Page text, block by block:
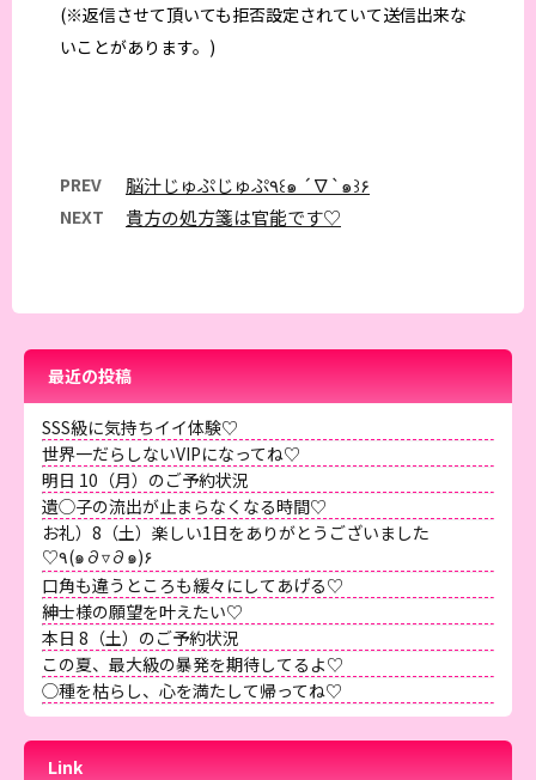
(※返信させて頂いても拒否設定されていて送信出来な
いことがあります。)
PREV 脳汁じゅぷじゅぷ٩꒰๑ ´∇`๑꒱۶
NEXT 貴方の処方箋は官能です♡
最近の投稿
SSS級に気持ちイイ体験♡
世界一だらしないVIPになってね♡
明日 10（月）のご予約状況
遺◯子の流出が止まらなくなる時間♡
お礼）8（土）楽しい1日をありがとうございました
♡٩(๑∂▿∂๑)۶
口角も違うところも緩々にしてあげる♡
紳士様の願望を叶えたい♡
本日 8（土）のご予約状況
この夏、最大級の暴発を期待してるよ♡
◯種を枯らし、心を満たして帰ってね♡
Link